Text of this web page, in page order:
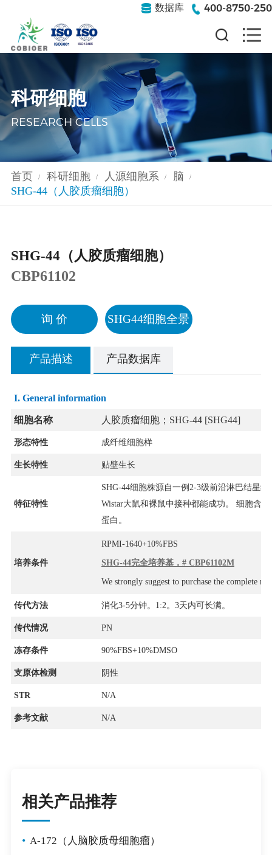
数据库 400-8750-250
科研细胞
RESEARCH CELLS
首页 / 科研细胞 / 人源细胞系 / 脑 /
SHG-44（人胶质瘤细胞）
SHG-44（人胶质瘤细胞）
CBP61102
询 价 SHG44细胞全景
产品描述 产品数据库
I. General information
细胞名称 人胶质瘤细胞；SHG-44 [SHG44]
形态特性 成纤维细胞样
生长特性 贴壁生长
特征特性
SHG-44细胞株源自一例2-3级前沿淋巴结星
Wistar大鼠和裸鼠中接种都能成功。 细胞含
蛋白。
培养条件
RPMI-1640+10%FBS
SHG-44完全培养基，# CBP61102M
We strongly suggest to purchase the complete
传代方法 消化3-5分钟。1:2。3天内可长满。
传代情况 PN
冻存条件 90%FBS+10%DMSO
支原体检测 阴性
STR N/A
参考文献 N/A
相关产品推荐
• A-172（人脑胶质母细胞瘤）